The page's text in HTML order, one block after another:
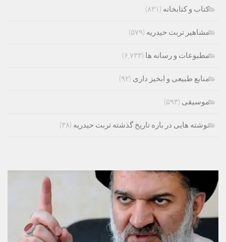
کتاب و کتابخانه (۸۳۱)
مشاهیر تربت حیدریه (۵۷۹)
مطبوعات و رسانه ها (۶,۷۳۳)
منابع طبیعی و ابخیز داری (۹۲)
موسیقی (۵۹۳)
نوشته هایی در باره تاریخ گذشته تربت حیدریه (۳۸)